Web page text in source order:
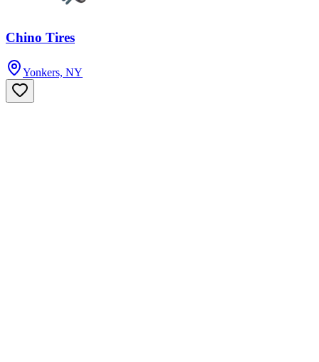
Chino Tires
Yonkers, NY